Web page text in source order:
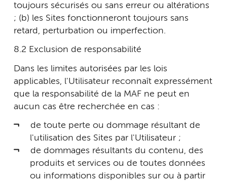
toujours sécurisés ou sans erreur ou altérations
; (b) les Sites fonctionneront toujours sans
retard, perturbation ou imperfection.
8.2 Exclusion de responsabilité
Dans les limites autorisées par les lois
applicables, l'Utilisateur reconnaît expressément
que la responsabilité de la MAF ne peut en
aucun cas être recherchée en cas :
de toute perte ou dommage résultant de
l'utilisation des Sites par l'Utilisateur ;
de dommages résultants du contenu, des
produits et services ou de toutes données
ou informations disponibles sur ou à partir